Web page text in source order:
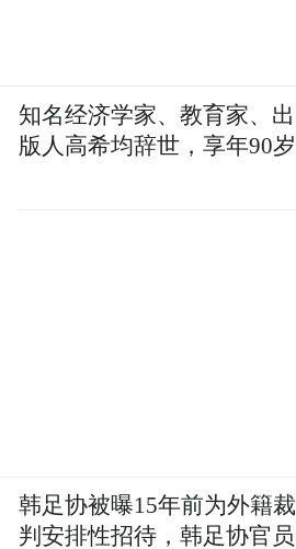
知名经济学家、教育家、出
版人高希均辞世，享年90岁
韩足协被曝15年前为外籍裁
判安排性招待，韩足协官员